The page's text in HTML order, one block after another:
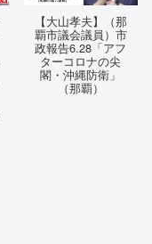
【大山孝夫】（那
覇市議会議員）市
政報告6.28「アフ
ターコロナの尖
閣・沖縄防衛」
（那覇）